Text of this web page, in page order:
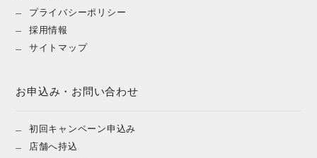
プライバシーポリシー
採用情報
サイトマップ
お申込み・お問い合わせ
初回キャンペーン申込み
店舗へ持込